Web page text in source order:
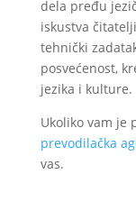
dela pređu
iskustva
tehnički
posvećenost,
jezika i kulture.
Ukoliko vam je
prevodilačka
vas.